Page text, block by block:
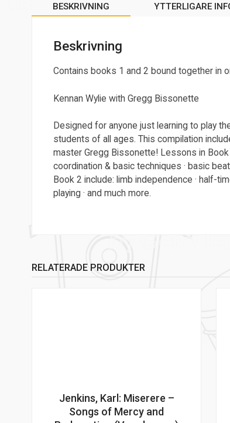
BESKRIVNING YTTERLIGARE
Beskrivning
Contains books 1 and 2 bound together in
Kennan Wylie with Gregg Bissonette
Designed for anyone just learning to play
students of all ages. This compilation
master Gregg Bissonette! Lessons in Book
coordination & basic techniques · basic
Book 2 include: limb independence · half-
playing · and much more.
RELATERADE PRODUKTER
Jenkins, Karl: Miserere –
Songs of Mercy and